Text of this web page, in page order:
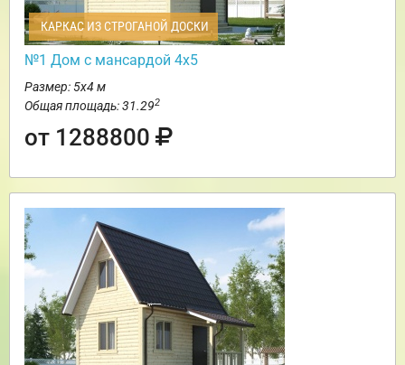
КАРКАС ИЗ СТРОГАНОЙ ДОСКИ
№1 Дом с мансардой 4х5
Размер: 5х4 м
Общая площадь: 31.292
от 1288800